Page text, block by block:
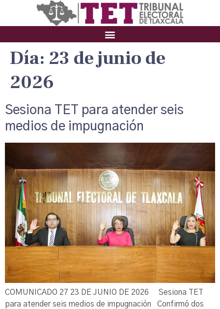
Día: 23 de junio de
2026
Sesiona TET para atender seis
medios de impugnación
COMUNICADO 27 23 DE JUNIO DE 2026 Sesiona TET
para atender seis medios de impugnación Confirmó dos